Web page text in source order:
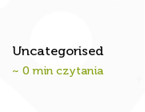
Uncategorised
~ 0 min czytania